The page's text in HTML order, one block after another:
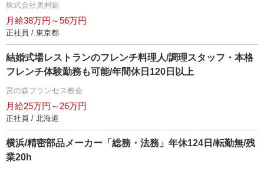
株式会社奥村組
月給38万円～56万円
正社員 / 東京都
結婚式場レストランのフレンチ料理人/調理スタッフ・本格
フレンチ体験勤務も可能/年間休日120日以上
宮の森フランセス教会
月給25万円～26万円
正社員 / 北海道
横浜/精密部品メーカー「総務・法務」年休124日/転勤無/残
業20h